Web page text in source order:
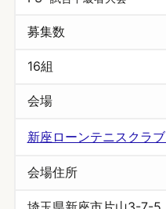
募集数
16組
会場
新座ローンテニスクラブ
会場住所